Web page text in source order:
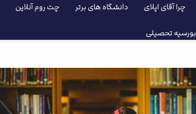
چرا آقای اپلای دانشگاه های برتر چت روم آنلاین
بورسیه تحصیلی